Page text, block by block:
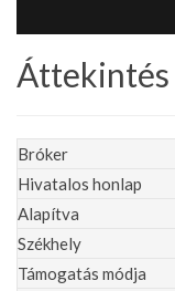
Áttekintés
Bróker
Hivatalos honlap
Alapítva
Székhely
Támogatás módja